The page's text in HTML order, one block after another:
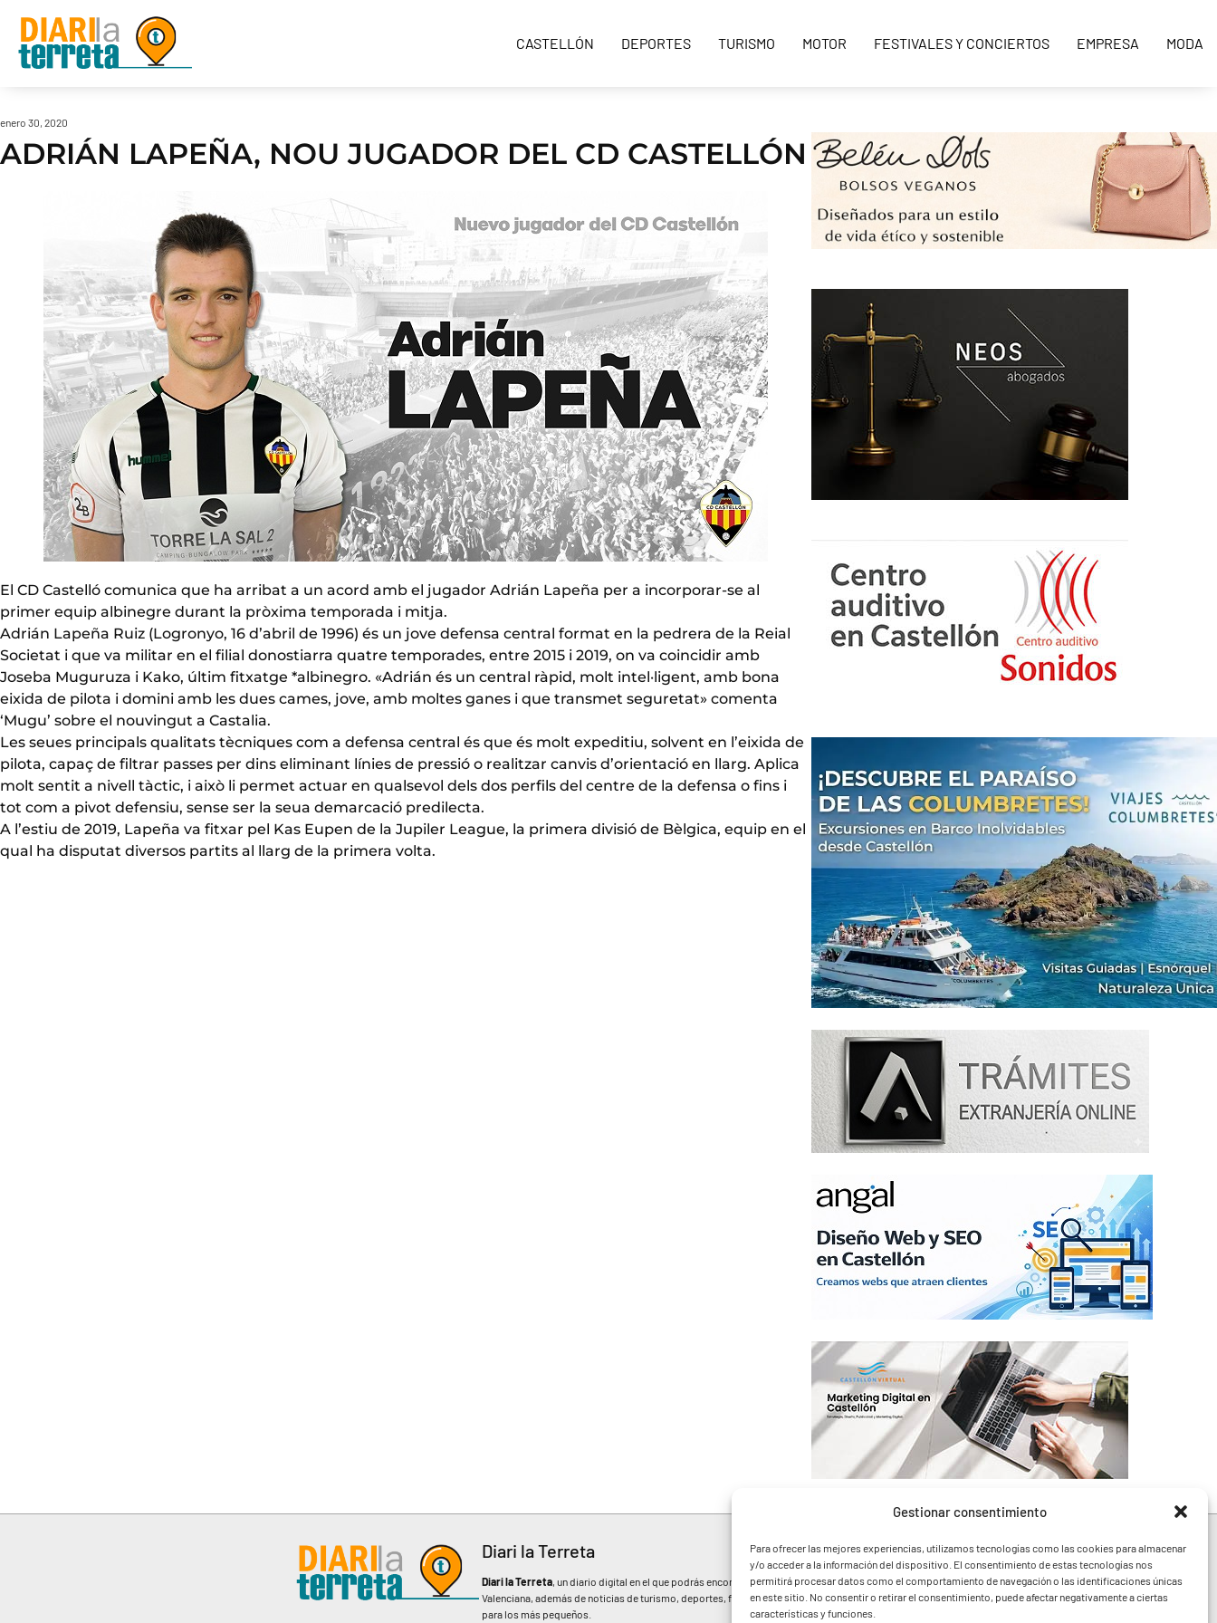
Gestionar consentimiento
Para ofrecer las mejores experiencias, utilizamos tecnologías como las cookies para almacenar
y/o acceder a la información del dispositivo. El consentimiento de estas tecnologías nos
permitirá procesar datos como el comportamiento de navegación o las identificaciones únicas
en este sitio. No consentir o retirar el consentimiento, puede afectar negativamente a ciertas
características y funciones.
CASTELLÓN DEPORTES TURISMO MOTOR FESTIVALES Y CONCIERTOS EMPRESA MODA
enero 30, 2020
ADRIÁN LAPEÑA, NOU JUGADOR DEL CD CASTELLÓN
El CD Castelló comunica que ha arribat a un acord amb el jugador Adrián Lapeña per a incorporar-se al
primer equip albinegre durant la pròxima temporada i mitja.
Adrián Lapeña Ruiz (Logronyo, 16 d’abril de 1996) és un jove defensa central format en la pedrera de la Reial
Societat i que va militar en el filial donostiarra quatre temporades, entre 2015 i 2019, on va coincidir amb
Joseba Muguruza i Kako, últim fitxatge *albinegro. «Adrián és un central ràpid, molt intel·ligent, amb bona
eixida de pilota i domini amb les dues cames, jove, amb moltes ganes i que transmet seguretat» comenta
‘Mugu’ sobre el nouvingut a Castalia.
Les seues principals qualitats tècniques com a defensa central és que és molt expeditiu, solvent en l’eixida de
pilota, capaç de filtrar passes per dins eliminant línies de pressió o realitzar canvis d’orientació en llarg. Aplica
molt sentit a nivell tàctic, i això li permet actuar en qualsevol dels dos perfils del centre de la defensa o fins i
tot com a pivot defensiu, sense ser la seua demarcació predilecta.
A l’estiu de 2019, Lapeña va fitxar pel Kas Eupen de la Jupiler League, la primera divisió de Bèlgica, equip en el
qual ha disputat diversos partits al llarg de la primera volta.
Diari la Terreta
Diari la Terreta, un diario digital en el que podrás encontrar noticias de toda la Comunidad
Valenciana, además de noticias de turismo, deportes, fiestas regionales, festivales y noticias
para los más pequeños.